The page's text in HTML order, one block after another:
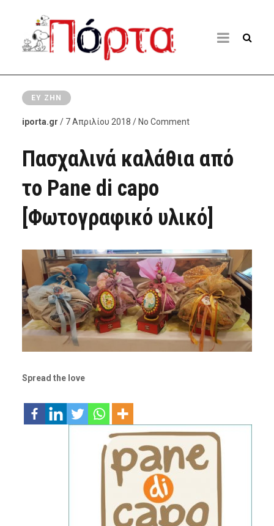
ΕΥ ΖΗΝ
iporta.gr / 7 Απριλίου 2018 / No Comment
Πασχαλινά καλάθια από
το Pane di capo
[Φωτογραφικό υλικό]
Spread the love